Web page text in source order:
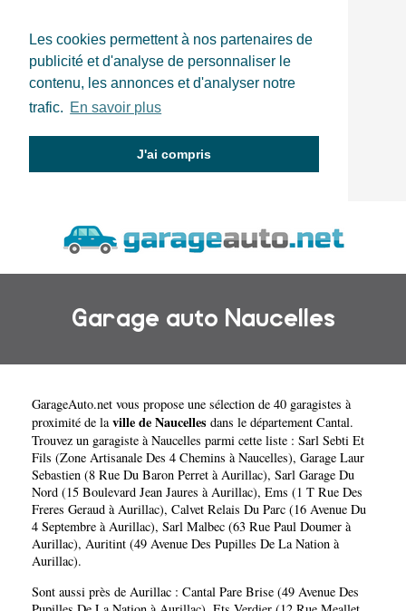
Les cookies permettent à nos partenaires de
publicité et d'analyse de personnaliser le
contenu, les annonces et d'analyser notre
trafic. En savoir plus
J'ai compris
Garage auto Naucelles
GarageAuto.net vous propose une sélection de 40 garagistes à
proximité de laville de Naucelles dans le département Cantal.
Trouvez un garagiste à Naucelles parmi cette liste : Sarl Sebti Et
Fils (Zone Artisanale Des 4 Chemins à Naucelles), Garage Laur
Sebastien (8 Rue Du Baron Perret à Aurillac), Sarl Garage Du
Nord (15 Boulevard Jean Jaures à Aurillac), Ems (1 T Rue Des
Freres Geraud à Aurillac), Calvet Relais Du Parc (16 Avenue Du
4 Septembre à Aurillac), Sarl Malbec (63 Rue Paul Doumer à
Aurillac), Auritint (49 Avenue Des Pupilles De La Nation à
Aurillac).
Sont aussi près de Aurillac : Cantal Pare Brise (49 Avenue Des